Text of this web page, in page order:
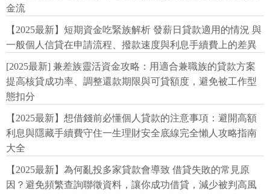
金流
【2025最新】短期資金吃緊族解析 發薪日貸款適用的情況 與
一般個人信貸在申請流程、撥款速度與利息手續費上的差異
[2025最新] 兼差族靈活資金攻略：用適合兼職族的貸款方案
提高核貸成功率、調整還款期限與可貸額度，避免被工作型
態扣分
【2025最新】想借錢前必懂個人貸款的注意事項：避開高額
利息與隱藏手續費守住一生理財安全底線完全懶人攻略指南
大全
【2025最新】為何亂投多家貸款會導致 借貸失敗的常見原
因？避免頻繁查詢聯徵資料，讓你成功借貸，減少被判高風